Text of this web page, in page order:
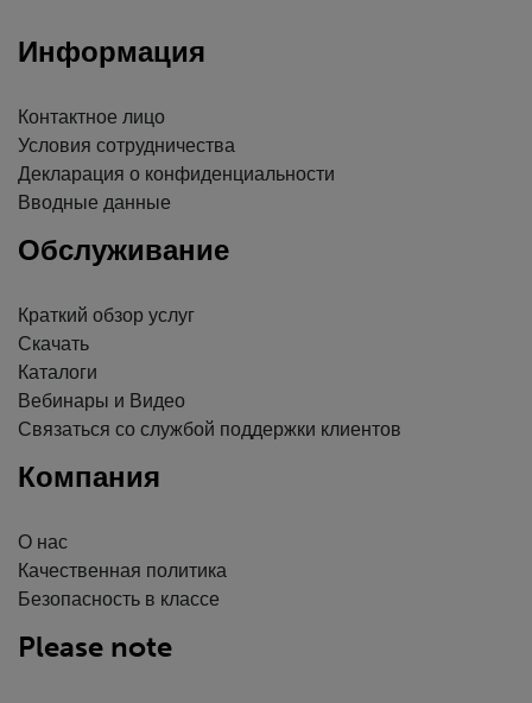
Информация
Контактное лицо
Условия сотрудничества
Декларация о конфиденциальности
Вводные данные
Обслуживание
Краткий обзор услуг
Скачать
Каталоги
Вебинары и Видео
Связаться со службой поддержки клиентов
Компания
О нас
Качественная политика
Безопасность в классе
Please note